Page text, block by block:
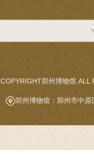
COPYRIGHT郑州博物馆.ALL
郑州博物馆：郑州市中原